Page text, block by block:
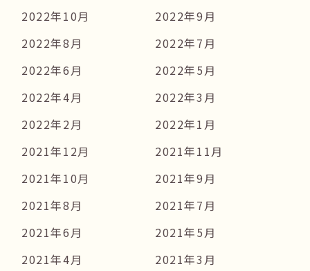
2022年10月
2022年9月
2022年8月
2022年7月
2022年6月
2022年5月
2022年4月
2022年3月
2022年2月
2022年1月
2021年12月
2021年11月
2021年10月
2021年9月
2021年8月
2021年7月
2021年6月
2021年5月
2021年4月
2021年3月